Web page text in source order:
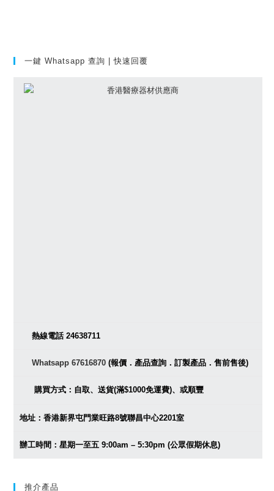
一鍵 Whatsapp 查詢 | 快速回覆
熱線電話 24638711
Whatsapp 67616870 (報價．產品查詢．訂製產品．售前售後)
購買方式：自取、送貨(滿$1000免運費)、或順豐
地址：香港新界屯門業旺路8號聯昌中心2201室
辦工時間：星期一至五 9:00am – 5:30pm (公眾假期休息)
推介產品